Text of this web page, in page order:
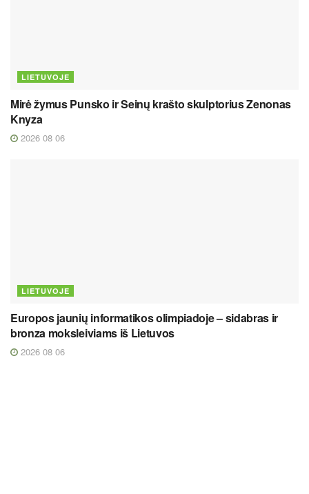
LIETUVOJE
Mirė žymus Punsko ir Seinų krašto skulptorius Zenonas
Knyza
2026 08 06
LIETUVOJE
Europos jaunių informatikos olimpiadoje – sidabras ir
bronza moksleiviams iš Lietuvos
2026 08 06